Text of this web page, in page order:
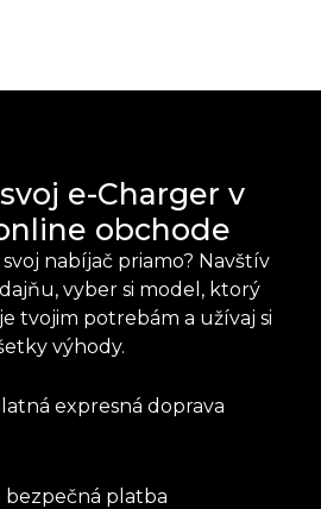
e-Charger v
obchode
nabíjač priamo? Navštív
vyber si model, ktorý
tvojim potrebám a užívaj si
výhody.
expresná doprava
bezpečná platba